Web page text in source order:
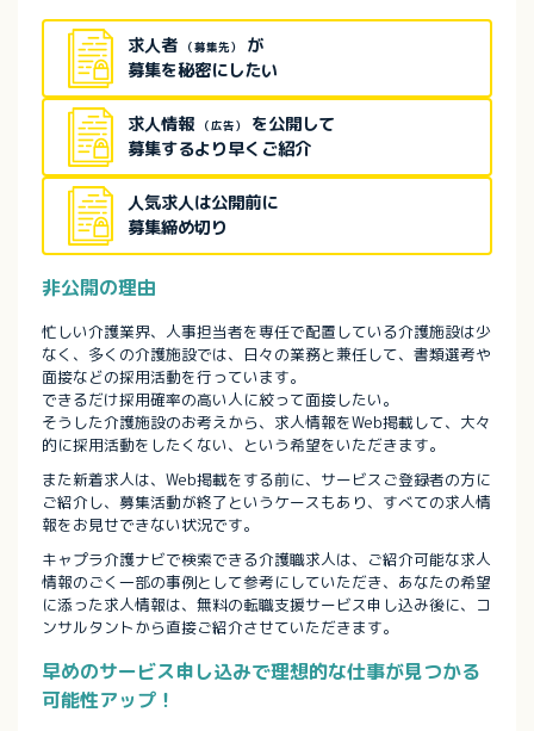
求人者 （募集先）
が
募集を秘密にしたい
求人情報 （広告）
を公開して
募集するより早くご紹介
人気求人は公開前に
募集締め切り
非公開の理由
忙しい介護業界、人事担当者を専任で配置している介護施設は少
なく、多くの介護施設では、日々の業務と兼任して、書類選考や
面接などの採用活動を行っています。
できるだけ採用確率の高い人に絞って面接したい。
そうした介護施設のお考えから、求人情報をWeb掲載して、大々
的に採用活動をしたくない、という希望をいただきます。
また新着求人は、Web掲載をする前に、サービスご登録者の方に
ご紹介し、募集活動が終了というケースもあり、すべての求人情
報をお見せできない状況です。
キャプラ介護ナビで検索できる介護職求人は、ご紹介可能な求人
情報のごく一部の事例として参考にしていただき、あなたの希望
に添った求人情報は、無料の転職支援サービス申し込み後に、コ
ンサルタントから直接ご紹介させていただきます。
早めのサービス申し込みで理想的な仕事が見つかる
可能性アップ！